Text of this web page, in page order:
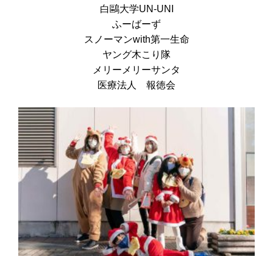
白鷗大学UN-UNI
ふーばーず
スノーマンwith第一生命
ヤング木こり隊
メリーメリーサンタ
医療法人 報徳会